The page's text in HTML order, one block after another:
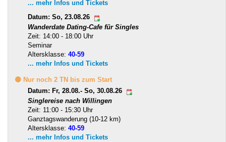
... mehr Infos und Tickets
Datum: So, 23.08.26
Wanderdate Dating-Cafe für Singles
Zeit: 14:00 - 18:00 Uhr
Seminar
Altersklasse: 40-59
... mehr Infos und Tickets
🟡 Nur noch 2 TN bis zum Start
Datum: Fr, 28.08.- So, 30.08.26
Singlereise nach Willingen
Zeit: 11:00 - 15:30 Uhr
Ganztagswanderung (10-12 km)
Altersklasse: 40-59
... mehr Infos und Tickets